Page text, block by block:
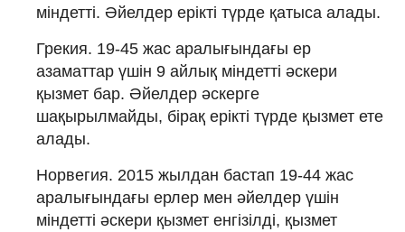
міндетті. Әйелдер ерікті түрде қатыса алады.
Грекия. 19-45 жас аралығындағы ер
азаматтар үшін 9 айлық міндетті әскери
қызмет бар. Әйелдер әскерге
шақырылмайды, бірақ ерікті түрде қызмет ете
алады.
Норвегия. 2015 жылдан бастап 19-44 жас
аралығындағы ерлер мен әйелдер үшін
міндетті әскери қызмет енгізілді, қызмет